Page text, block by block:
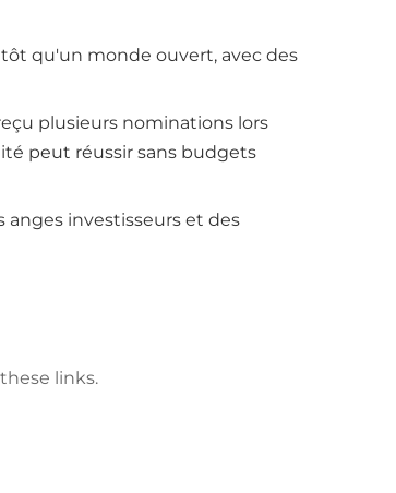
qu'un monde ouvert, avec des
plusieurs nominations lors
peut réussir sans budgets
anges investisseurs et des
links.